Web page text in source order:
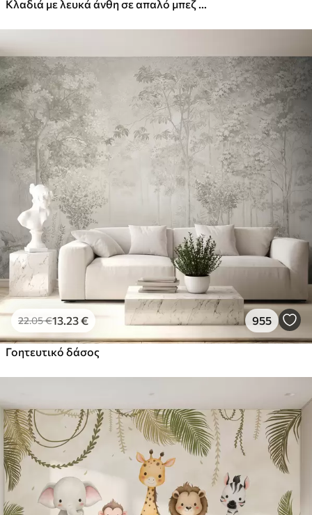
22.05€13 .23€ 955
Γοητευτικό δάσος